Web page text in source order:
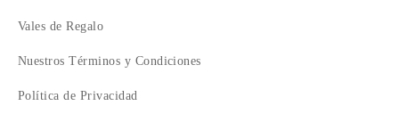
Vales de Regalo
Nuestros Términos y Condiciones
Política de Privacidad